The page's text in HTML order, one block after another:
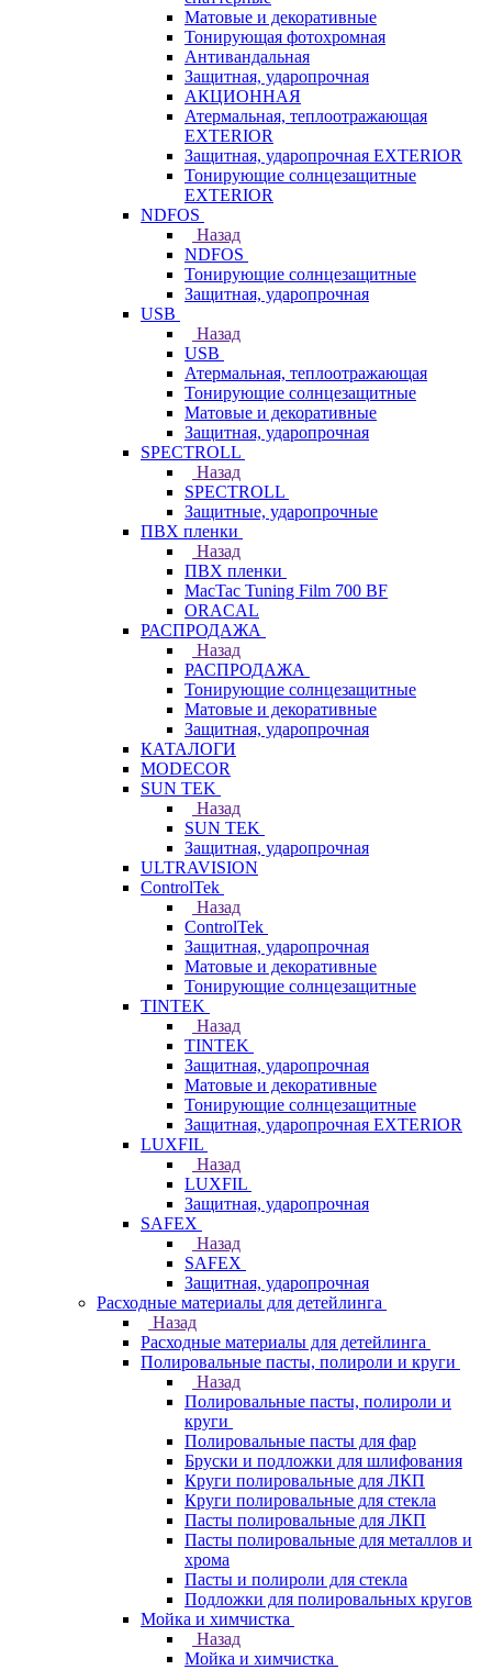
Матовые и декоративные
Тонирующая фотохромная
Антивандальная
Защитная, ударопрочная
АКЦИОННАЯ
Атермальная, теплоотражающая
EXTERIOR
Защитная, ударопрочная EXTERIOR
Тонирующие солнцезащитные
EXTERIOR
NDFOS
Назад
NDFOS
Тонирующие солнцезащитные
Защитная, ударопрочная
USB
Назад
USB
Атермальная, теплоотражающая
Тонирующие солнцезащитные
Матовые и декоративные
Защитная, ударопрочная
SPECTROLL
Назад
SPECTROLL
Защитные, ударопрочные
ПВХ пленки
Назад
ПВХ пленки
MacTac Tuning Film 700 BF
ORACAL
РАСПРОДАЖА
Назад
РАСПРОДАЖА
Тонирующие солнцезащитные
Матовые и декоративные
Защитная, ударопрочная
КАТАЛОГИ
MODECOR
SUN TEK
Назад
SUN TEK
Защитная, ударопрочная
ULTRAVISION
ControlTek
Назад
ControlTek
Защитная, ударопрочная
Матовые и декоративные
Тонирующие солнцезащитные
TINTEK
Назад
TINTEK
Защитная, ударопрочная
Матовые и декоративные
Тонирующие солнцезащитные
Защитная, ударопрочная EXTERIOR
LUXFIL
Назад
LUXFIL
Защитная, ударопрочная
SAFEX
Назад
SAFEX
Защитная, ударопрочная
Расходные материалы для детейлинга
Назад
Расходные материалы для детейлинга
Полировальные пасты, полироли и круги
Назад
Полировальные пасты, полироли и
круги
Полировальные пасты для фар
Бруски и подложки для шлифования
Круги полировальные для ЛКП
Круги полировальные для стекла
Пасты полировальные для ЛКП
Пасты полировальные для металлов и
хрома
Пасты и полироли для стекла
Подложки для полировальных кругов
Мойка и химчистка
Назад
Мойка и химчистка